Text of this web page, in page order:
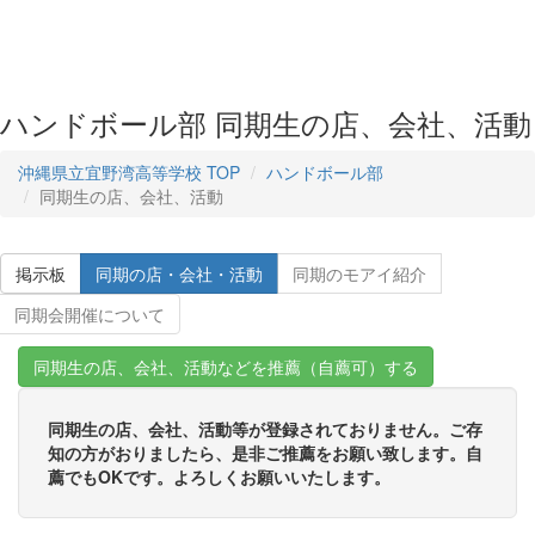
ハンドボール部 同期生の店、会社、活動
沖縄県立宜野湾高等学校 TOP
ハンドボール部
同期生の店、会社、活動
掲示板 同期の店・会社・活動
同期のモアイ紹介
同期会開催について
同期生の店、会社、活動などを推薦（自薦可）する
同期生の店、会社、活動等が登録されておりません。ご存
知の方がおりましたら、是非ご推薦をお願い致します。自
薦でもOKです。よろしくお願いいたします。